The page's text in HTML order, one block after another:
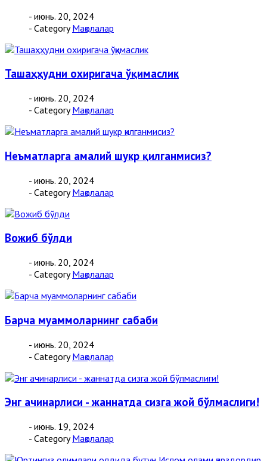
- июнь. 20, 2024
- Category Мақолалар
Ташаҳҳудни охиригача ўқимаслик
- июнь. 20, 2024
- Category Мақолалар
Неъматларга амалий шукр қилганмисиз?
- июнь. 20, 2024
- Category Мақолалар
Вожиб бўлди
- июнь. 20, 2024
- Category Мақолалар
Барча муаммоларнинг сабаби
- июнь. 20, 2024
- Category Мақолалар
Энг ачинарлиси - жаннатда сизга жой бўлмаслиги!
- июнь. 19, 2024
- Category Мақолалар